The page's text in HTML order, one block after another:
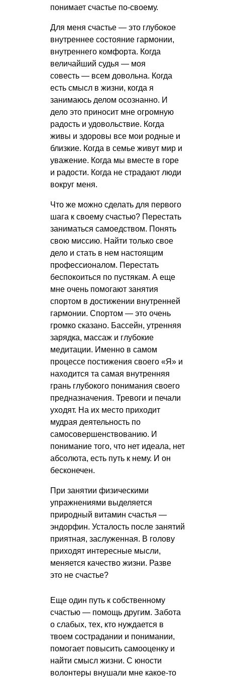
понимает счастье по-своему.
Для меня счастье — это глубокое
внутреннее состояние гармонии,
внутреннего комфорта. Когда
величайший судья — моя
совесть — всем довольна. Когда
есть смысл в жизни, когда я
занимаюсь делом осознанно. И
дело это приносит мне огромную
радость и удовольствие. Когда
живы и здоровы все мои родные и
близкие. Когда в семье живут мир и
уважение. Когда мы вместе в горе
и радости. Когда не страдают люди
вокруг меня.
Что же можно сделать для первого
шага к своему счастью? Перестать
заниматься самоедством. Понять
свою миссию. Найти только свое
дело и стать в нем настоящим
профессионалом. Перестать
беспокоиться по пустякам. А еще
мне очень помогают занятия
спортом в достижении внутренней
гармонии. Спортом — это очень
громко сказано. Бассейн, утренняя
зарядка, массаж и глубокие
медитации. Именно в самом
процессе постижения своего «Я» и
находится та самая внутренняя
грань глубокого понимания своего
предназначения. Тревоги и печали
уходят. На их место приходит
мудрая деятельность по
самосовершенствованию. И
понимание того, что нет идеала, нет
абсолюта, есть путь к нему. И он
бесконечен.
При занятии физическими
упражнениями выделяется
природный витамин счастья —
эндорфин. Усталость после занятий
приятная, заслуженная. В голову
приходят интересные мысли,
меняется качество жизни. Разве
это не счастье?
Еще один путь к собственному
счастью — помощь другим. Забота
о слабых, тех, кто нуждается в
твоем сострадании и понимании,
помогает повысить самооценку и
найти смысл жизни. С юности
волонтеры внушали мне какое-то